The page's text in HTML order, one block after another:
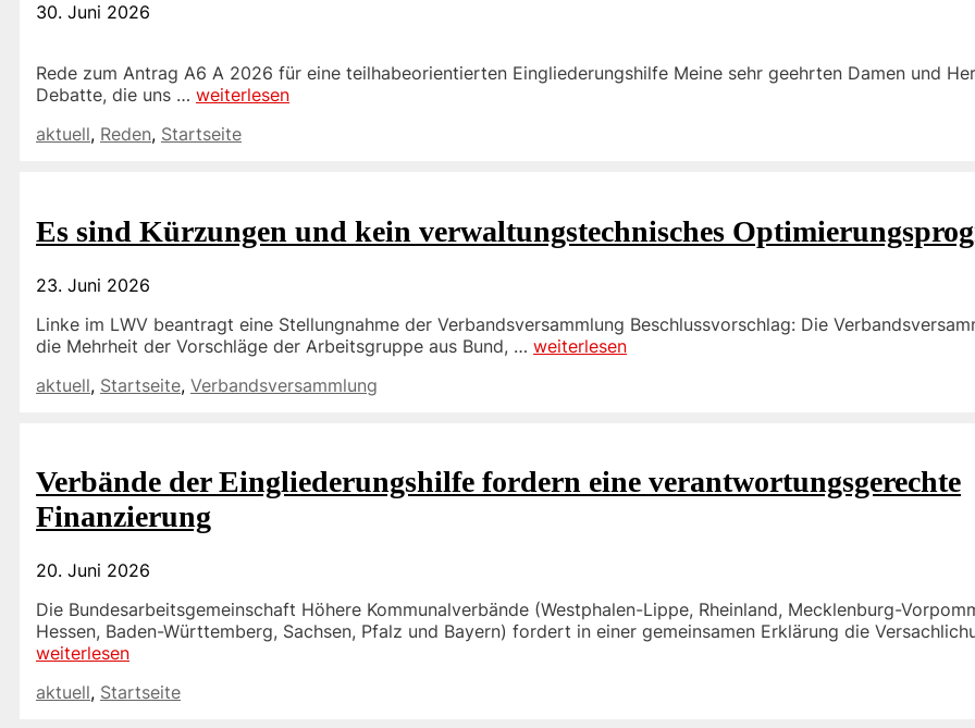
30. Juni 2026
Rede zum Antrag A6 A 2026 für eine teilhabeorientierten Eingliederungshilfe Meine sehr geehrten Damen und
Debatte, die uns … weiterlesen
Kategorien
aktuell, Reden, Startseite
Es sind Kürzungen und kein verwaltungstechnisches
23. Juni 2026
Linke im LWV beantragt eine Stellungnahme der Verbandsversammlung Beschlussvorschlag: Die
die Mehrheit der Vorschläge der Arbeitsgruppe aus Bund, … weiterlesen
Kategorien
aktuell, Startseite, Verbandsversammlung
Verbände der Eingliederungshilfe fordern eine verantwortungsgerechte
Finanzierung
20. Juni 2026
Die Bundesarbeitsgemeinschaft Höhere Kommunalverbände (Westphalen-Lippe, Rheinland, Mecklenburg-
Hessen, Baden-Württemberg, Sachsen, Pfalz und Bayern) fordert in einer gemeinsamen Erklärung die
weiterlesen
Kategorien
aktuell, Startseite